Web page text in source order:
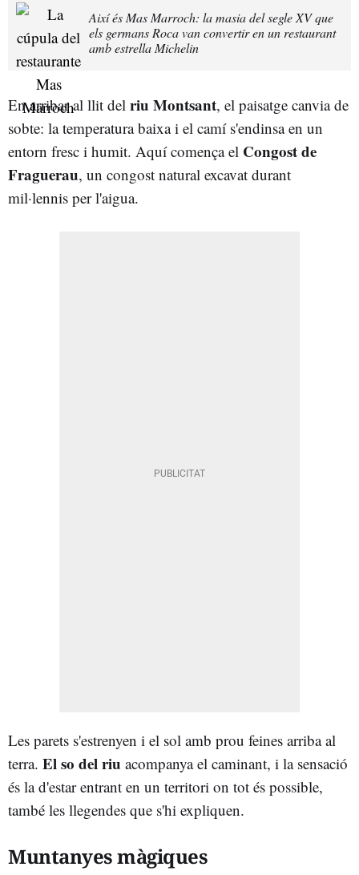
Així és Mas Marroch: la masia del segle XV que
els germans Roca van convertir en un restaurant
amb estrella Michelin
En arribar al llit del riu Montsant, el paisatge canvia de
sobte: la temperatura baixa i el camí s'endinsa en un
entorn fresc i humit. Aquí comença el Congost de
Fraguerau, un congost natural excavat durant
mil·lennis per l'aigua.
Les parets s'estrenyen i el sol amb prou feines arriba al
terra. El so del riu acompanya el caminant, i la sensació
és la d'estar entrant en un territori on tot és possible,
també les llegendes que s'hi expliquen.
Muntanyes màgiques